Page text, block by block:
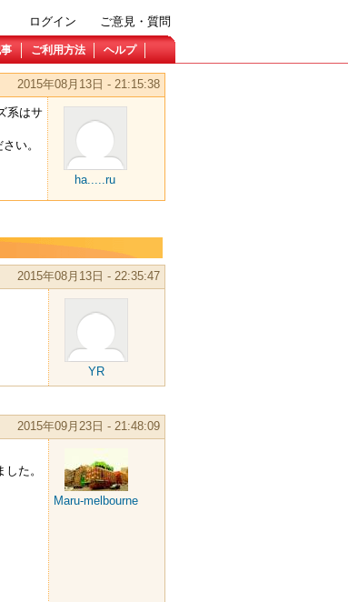
ご意見・質問
ログイン
ご利用方法 ヘルプ
2015年08月13日 - 21:15:38
系はサ
い。
ha.....ru
2015年08月13日 - 22:35:47
YR
2015年09月23日 - 21:48:09
た。
Maru-melbourne